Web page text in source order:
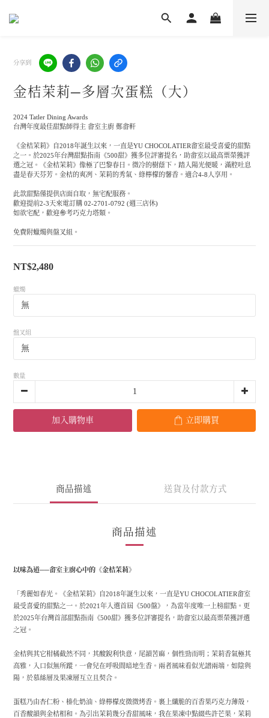
分享到
金桔茉莉─多層次蛋糕（大）
2024 Tatler Dining Awards
台灣年度最佳甜點師得主 畬室主廚 鄭畬軒
《金桔茉莉》自2018年誕生以來，一直是YU CHOCOLATIER畬室最受喜愛的甜點
之一。於2025年台灣甜點指南《500甜》獲多位評審提名，助畬室以最高票榮獲評
選之冠。《金桔茉莉》像極了巴黎春日。微冷的樹蔭下，踏入陽光便暖，滿腔吐息
盡是春天芬芳。金桔的爽冽、茉莉的秀氣、綠檸檬的馨香。適合4-8人享用。
此款甜點僅提供店面自取，無宅配服務。
歡迎提前2-3天來電訂購 02-2701-0792 (週三店休)
如欲宅配，歡迎參考巧克力塔類。
免費附蠟燭與盤叉組。
NT$2,480
蠟燭
盤叉組
數量
加入購物車 立即購買
商品描述 送貨及付款方式
商品描述
以味為道──畬室主廚心中的《金桔茉莉》
「秀麗如春光。《金桔茉莉》自2018年誕生以來，一直是YU CHOCOLATIER畬室
最受喜愛的甜點之一。於2021年入選首屆《500盤》，為當年度唯一上榜甜點。更
於2025年台灣首部甜點指南《500甜》獲多位評審提名，助畬室以最高票榮獲評選
之冠。
金桔與其它柑橘截然不同，其酸銳利快意，尾韻苦麻，個性勁而明；茉莉香氣極其
高雅，入口似無所蹤，一會兒在呼吸間暗地生香。兩者風味看似光譜兩端，如陰與
陽，於慕絲層及果凍層互立且契合。
蛋糕乃由杏仁粉、榛化奶油、綠檸檬皮微微烤香。裹上纖脆的百香果巧克力薄殼，
百香酸韻與金桔相和。為引出茉莉幾分香甜風味，我在果凍中點綴些許芒果，茉莉